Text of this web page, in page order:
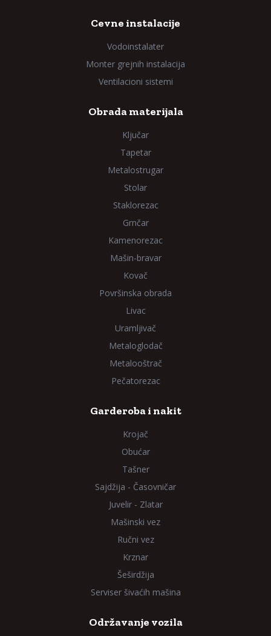
Cevne instalacije
Vodoinstalater
Monter grejnih instalacija
Ventilacioni sistemi
Obrada materijala
Ključar
Tapetar
Metalostrugar
Stolar
Staklorezac
Grnčar
Kamenorezac
Mašin-bravar
Kovač
Površinska obrada
Livac
Uramljivač
Metaloglodač
Metalooštrač
Pečatorezac
Garderoba i nakit
Krojač
Obućar
Tašner
Sajdžija - Časovničar
Juvelir - Zlatar
Mašinski vez
Ručni vez
Krznar
Šeširdžija
Serviser šivaćih mašina
Održavanje vozila